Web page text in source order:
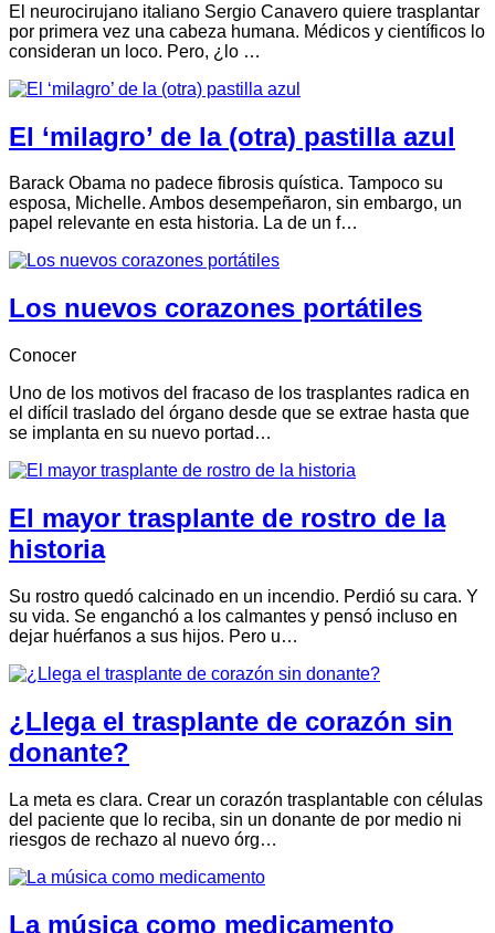
El neurocirujano italiano Sergio Canavero quiere trasplantar
por primera vez una cabeza humana. Médicos y científicos lo
consideran un loco. Pero, ¿lo …
El ‘milagro’ de la (otra) pastilla azul
Barack Obama no padece fibrosis quística. Tampoco su
esposa, Michelle. Ambos desempeñaron, sin embargo, un
papel relevante en esta historia. La de un f…
Los nuevos corazones portátiles
Conocer
Uno de los motivos del fracaso de los trasplantes radica en
el difícil traslado del órgano desde que se extrae hasta que
se implanta en su nuevo portad…
El mayor trasplante de rostro de la
historia
Su rostro quedó calcinado en un incendio. Perdió su cara. Y
su vida. Se enganchó a los calmantes y pensó incluso en
dejar huérfanos a sus hijos. Pero u…
¿Llega el trasplante de corazón sin
donante?
La meta es clara. Crear un corazón trasplantable con células
del paciente que lo reciba, sin un donante de por medio ni
riesgos de rechazo al nuevo órg…
La música como medicamento